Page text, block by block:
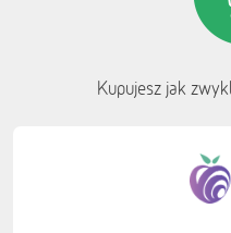
Kupujesz jak